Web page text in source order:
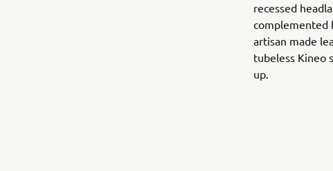
recessed
complemented
artisan made
tubeless Kineo
up.